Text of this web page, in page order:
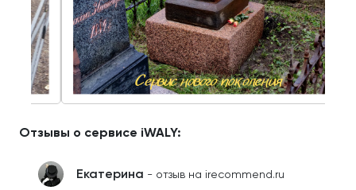
Отзывы о сервисе iWALY:
Екатерина - отзыв на irecommend.ru